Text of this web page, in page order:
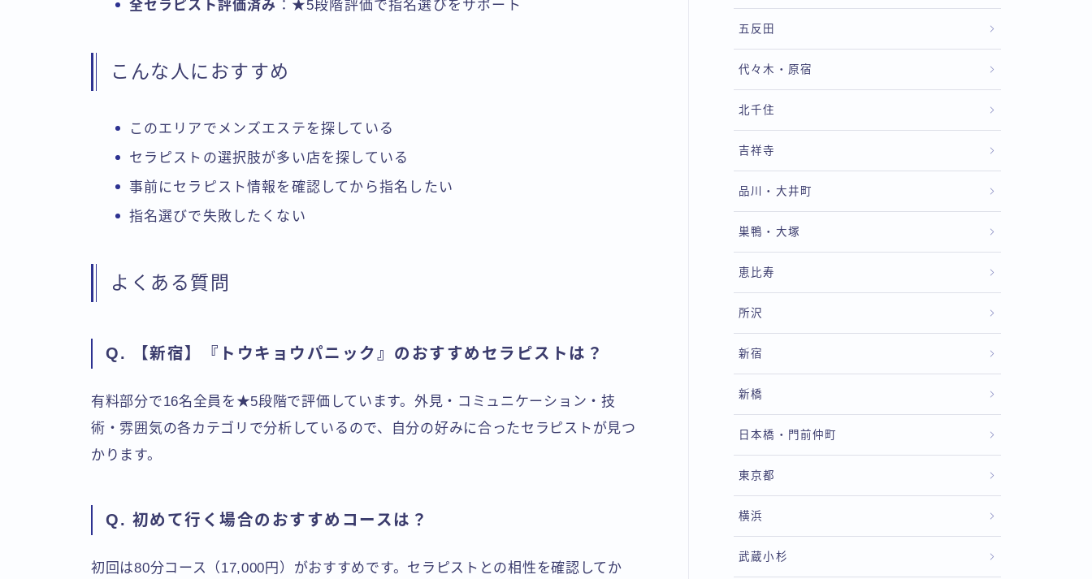
全セラピスト評価済み ：★5段階評価で指名選びをサポート
こんな人におすすめ
このエリアでメンズエステを探している
セラピストの選択肢が多い店を探している
事前にセラピスト情報を確認してから指名したい
指名選びで失敗したくない
よくある質問
Q. 【新宿】『トウキョウパニック』のおすすめセラピストは？
有料部分で16名全員を★5段階で評価しています。外見・コミュニケーション・技
術・雰囲気の各カテゴリで分析しているので、自分の好みに合ったセラピストが見つ
かります。
Q. 初めて行く場合のおすすめコースは？
初回は80分コース（17,000円）がおすすめです。セラピストとの相性を確認してか
五反田
代々木・原宿
北千住
吉祥寺
品川・大井町
巣鴨・大塚
恵比寿
所沢
新宿
新橋
日本橋・門前仲町
東京都
横浜
武蔵小杉